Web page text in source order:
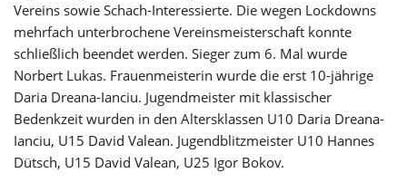
Vereins sowie Schach-Interessierte. Die wegen Lockdowns
mehrfach unterbrochene Vereinsmeisterschaft konnte
schließlich beendet werden. Sieger zum 6. Mal wurde
Norbert Lukas. Frauenmeisterin wurde die erst 10-jährige
Daria Dreana-Ianciu. Jugendmeister mit klassischer
Bedenkzeit wurden in den Altersklassen U10 Daria Dreana-
Ianciu, U15 David Valean. Jugendblitzmeister U10 Hannes
Dütsch, U15 David Valean, U25 Igor Bokov.